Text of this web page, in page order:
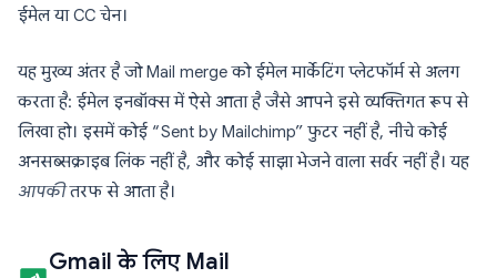
ईमेल या CC चेन।
यह मुख्य अंतर है जो Mail merge को ईमेल मार्केटिंग प्लेटफॉर्म से अलग
करता है: ईमेल इनबॉक्स में ऐसे आता है जैसे आपने इसे व्यक्तिगत रूप से
लिखा हो। इसमें कोई “Sent by Mailchimp” फुटर नहीं है, नीचे कोई
अनसब्सक्राइब लिंक नहीं है, और कोई साझा भेजने वाला सर्वर नहीं है। यह
आपकीतरफ से आता है।
Gmail के लिए Mail